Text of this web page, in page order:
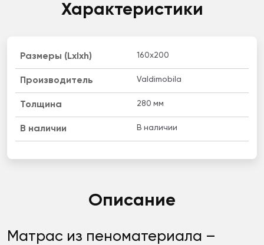
Характеристики
Размеры (Lxlxh) 160x200
Производитель Valdimobila
Толщина 280 мм
B наличии В наличии
Описание
Матрас из пеноматериала –